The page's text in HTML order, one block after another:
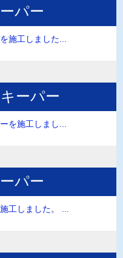
パー
施工しました...
ーパー
を施工しまし...
パー
工しました。 ...